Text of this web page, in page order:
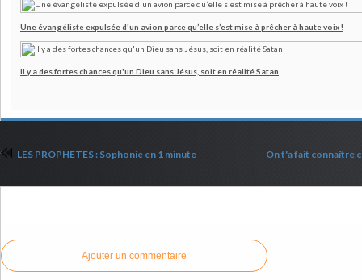
Une évangéliste expulsée d'un avion parce qu’elle s’est mise à prêcher à haute voix !
Il y a des fortes chances qu'un Dieu sans Jésus, soit en réalité Satan
LES PROPHETES : Sophonie en 1 minute On t'a fait connaître
Ajouter un commentaire